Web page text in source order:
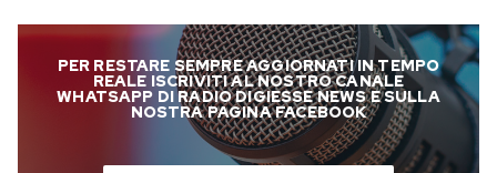
PER RESTARE SEMPRE AGGIORNATI IN TEMPO
REALE ISCRIVITI AL NOSTRO CANALE
WHATSAPP DI RADIO DIGIESSE NEWS E SULLA
NOSTRA PAGINA FACEBOOK